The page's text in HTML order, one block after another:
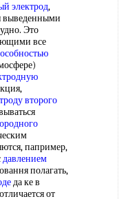
электрод,
выведенными
Это
все
второго
папример,
давлением
полагать,
да ке в
отличается от